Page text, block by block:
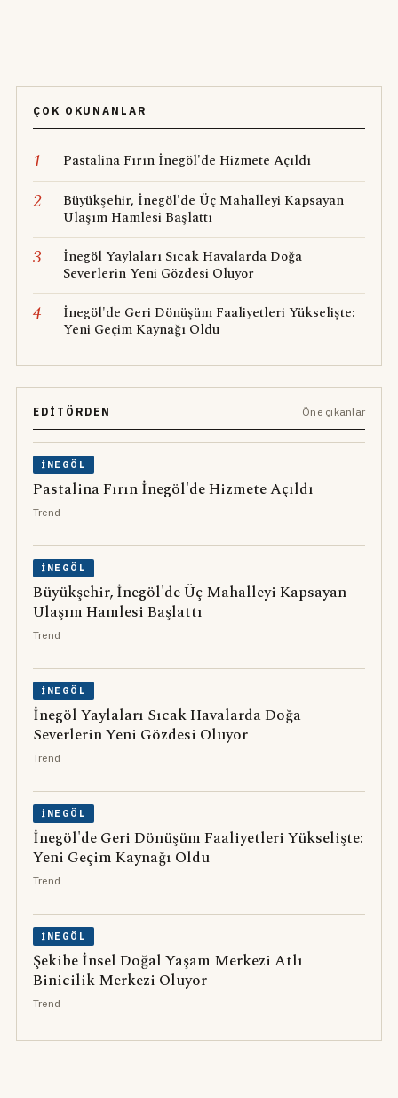
ÇOK OKUNANLAR
1 Pastalina Fırın İnegöl'de Hizmete Açıldı
2
Büyükşehir, İnegöl'de Üç Mahalleyi Kapsayan
Ulaşım Hamlesi Başlattı
3
İnegöl Yaylaları Sıcak Havalarda Doğa
Severlerin Yeni Gözdesi Oluyor
4
İnegöl'de Geri Dönüşüm Faaliyetleri Yükselişte:
Yeni Geçim Kaynağı Oldu
EDITÖRDEN Öne çıkanlar
İNEGÖL
Pastalina Fırın İnegöl'de Hizmete Açıldı
Trend
İNEGÖL
Büyükşehir, İnegöl'de Üç Mahalleyi Kapsayan
Ulaşım Hamlesi Başlattı
Trend
İNEGÖL
İnegöl Yaylaları Sıcak Havalarda Doğa
Severlerin Yeni Gözdesi Oluyor
Trend
İNEGÖL
İnegöl'de Geri Dönüşüm Faaliyetleri Yükselişte:
Yeni Geçim Kaynağı Oldu
Trend
İNEGÖL
Şekibe İnsel Doğal Yaşam Merkezi Atlı
Binicilik Merkezi Oluyor
Trend